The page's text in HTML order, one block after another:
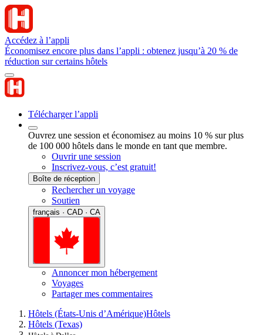
Accédez à l’appli
Économisez encore plus dans l’appli : obtenez jusqu’à 20 % de
réduction sur certains hôtels
Télécharger l’appli
Ouvrez une session et économisez au moins 10 % sur plus
de 100 000 hôtels dans le monde en tant que membre.
Ouvrir une session
Inscrivez-vous, c’est gratuit!
Boîte de réception
Rechercher un voyage
Soutien
français · CAD · CA
Annoncer mon hébergement
Voyages
Partager mes commentaires
Hôtels (États-Unis d’Amérique)Hôtels
Hôtels (Texas)